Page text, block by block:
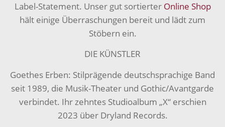
Label-Statement. Unser gut sortierter Online Shop
hält einige Überraschungen bereit und lädt zum
Stöbern ein.
DIE KÜNSTLER
Goethes Erben: Stilprägende deutschsprachige Band
seit 1989, die Musik-Theater und Gothic/Avantgarde
verbindet. Ihr zehntes Studioalbum „X“ erschien
2023 über Dryland Records.